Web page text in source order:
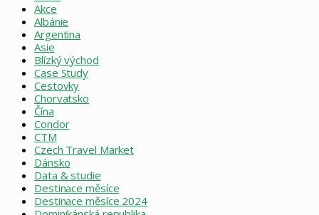
Akce
Albánie
Argentina
Asie
Blízký východ
Case Study
Cestovky
Chorvatsko
Čína
Condor
CTM
Czech Travel Market
Dánsko
Data & studie
Destinace měsíce
Destinace měsíce 2024